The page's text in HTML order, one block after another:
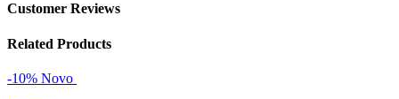
Customer Reviews
Related Products
-10% Novo